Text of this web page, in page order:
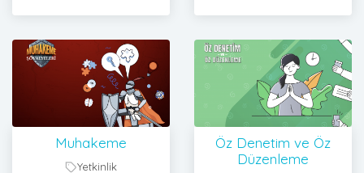
Muhakeme
Yetkinlik
Öz Denetim ve Öz
Düzenleme